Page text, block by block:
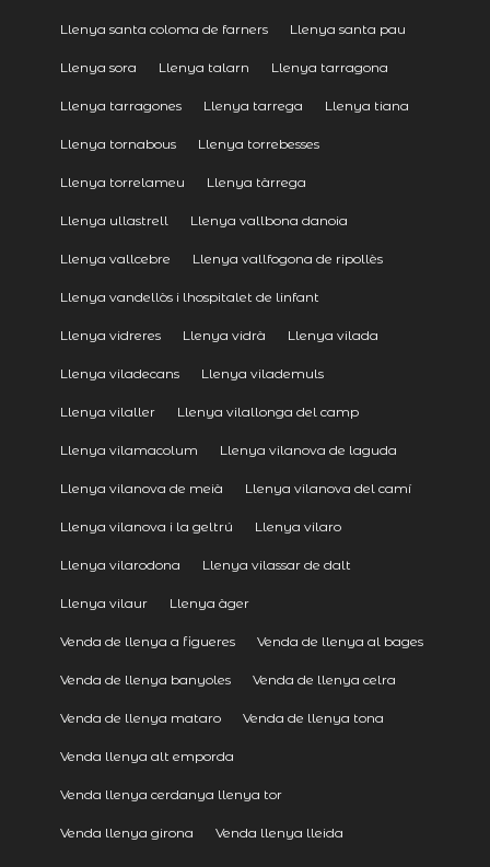
Llenya santa coloma de farners Llenya santa pau
Llenya sora Llenya talarn Llenya tarragona
Llenya tarragones Llenya tarrega Llenya tiana
Llenya tornabous Llenya torrebesses
Llenya torrelameu Llenya tàrrega
Llenya ullastrell Llenya vallbona danoia
Llenya vallcebre Llenya vallfogona de ripollès
Llenya vandellòs i lhospitalet de linfant
Llenya vidreres Llenya vidrà Llenya vilada
Llenya viladecans Llenya vilademuls
Llenya vilaller Llenya vilallonga del camp
Llenya vilamacolum Llenya vilanova de laguda
Llenya vilanova de meià Llenya vilanova del camí
Llenya vilanova i la geltrú Llenya vilaro
Llenya vilarodona Llenya vilassar de dalt
Llenya vilaur Llenya àger
Venda de llenya a figueres Venda de llenya al bages
Venda de llenya banyoles Venda de llenya celra
Venda de llenya mataro Venda de llenya tona
Venda llenya alt emporda
Venda llenya cerdanya llenya tor
Venda llenya girona Venda llenya lleida